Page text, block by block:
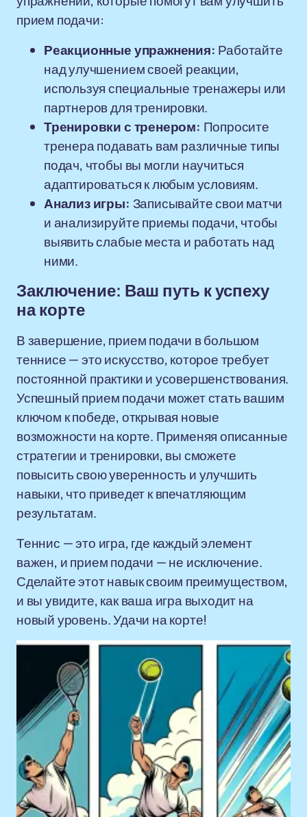
прием подачи:
Реакционные упражнения: Работайте
над улучшением своей реакции,
используя специальные тренажеры или
партнеров для тренировки.
Тренировки с тренером: Попросите
тренера подавать вам различные типы
подач, чтобы вы могли научиться
адаптироваться к любым условиям.
Анализ игры: Записывайте свои матчи
и анализируйте приемы подачи, чтобы
выявить слабые места и работать над
ними.
Заключение: Ваш путь к успеху
на корте
В завершение, прием подачи в большом
теннисе — это искусство, которое требует
постоянной практики и усовершенствования.
Успешный прием подачи может стать вашим
ключом к победе, открывая новые
возможности на корте. Применяя описанные
стратегии и тренировки, вы сможете
повысить свою уверенность и улучшить
навыки, что приведет к впечатляющим
результатам.
Теннис — это игра, где каждый элемент
важен, и прием подачи — не исключение.
Сделайте этот навык своим преимуществом,
и вы увидите, как ваша игра выходит на
новый уровень. Удачи на корте!